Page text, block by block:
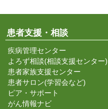
患者支援・相談
疾病管理センター
よろず相談(相談支援センター)
患者家族支援センター
患者サロン(学習会など)
ピア・サポート
がん情報ナビ